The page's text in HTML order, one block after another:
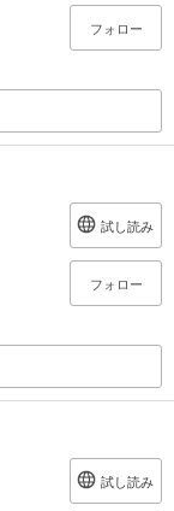
フォロー
試し読み
フォロー
試し読み